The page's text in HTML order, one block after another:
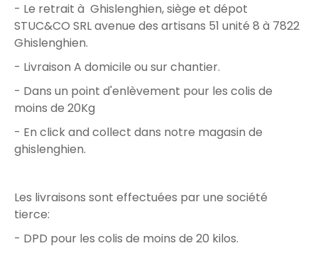
- Le retrait à Ghislenghien, siège et dépot
STUC&CO SRL avenue des artisans 51 unité 8 à 7822
Ghislenghien.
- Livraison A domicile ou sur chantier.
- Dans un point d'enlèvement pour les colis de
moins de 20Kg
- En click and collect dans notre magasin de
ghislenghien.
Les livraisons sont effectuées par une société
tierce:
- DPD pour les colis de moins de 20 kilos.